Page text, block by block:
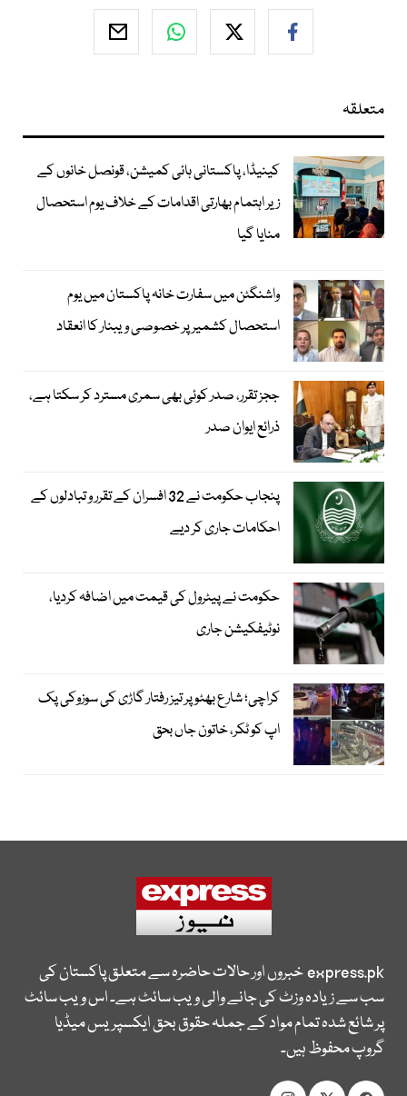
متعلقہ
کینیڈا، پاکستانی ہائی کمیشن، قونصل خانوں کے
زیر اہتمام بھارتی اقدامات کے خلاف یوم استحصال
منایا گیا
واشنگٹن میں سفارت خانہ پاکستان میں یوم
استحصال کشمیر پر خصوصی ویبنار کا انعقاد
ججز تقرر، صدر کوئی بھی سمری مسترد کر سکتا ہے،
ذرائع ایوان صدر
پنجاب حکومت نے 32 افسران کے تقرر و تبادلوں کے
احکامات جاری کر دیے
حکومت نے پیٹرول کی قیمت میں اضافہ کردیا،
نوٹیفکیشن جاری
کراچی؛ شارع بھٹو پر تیز رفتار گاڑی کی سوزوکی پک
اپ کو ٹکر، خاتون جاں بحق
express.pkخبروں اور حالات حاضرہ سے متعلق پاکستان کی
سب سے زیادہ وزٹ کی جانے والی ویب سائٹ ہے۔ اس ویب سائٹ
پر شائع شدہ تمام مواد کے جملہ حقوق بحق ایکسپریس میڈیا
گروپ محفوظ ہیں۔